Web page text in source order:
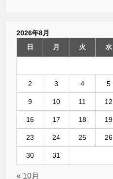
2026年8月
日
月 火 水
2 3 4 5
9 10 11 12
16 17 18 19
23 24 25 26
30 31
« 10月